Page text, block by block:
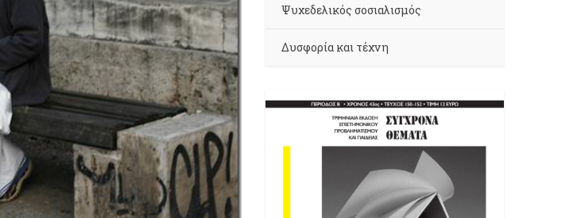
Ψυχεδελικός σοσιαλισμός
Δυσφορία και τέχνη